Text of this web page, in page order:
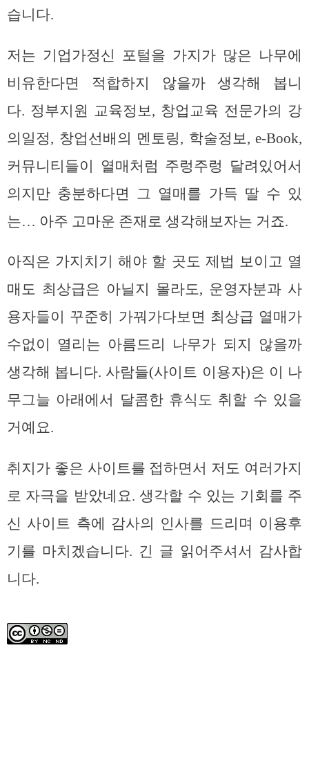
습니다.
저는 기업가정신 포털을 가지가 많은 나무에
비유한다면 적합하지 않을까 생각해 봅니
다. 정부지원 교육정보, 창업교육 전문가의 강
의일정, 창업선배의 멘토링, 학술정보, e-Book,
커뮤니티들이 열매처럼 주렁주렁 달려있어서
의지만 충분하다면 그 열매를 가득 딸 수 있
는… 아주 고마운 존재로 생각해보자는 거죠.
아직은 가지치기 해야 할 곳도 제법 보이고 열
매도 최상급은 아닐지 몰라도, 운영자분과 사
용자들이 꾸준히 가꿔가다보면 최상급 열매가
수없이 열리는 아름드리 나무가 되지 않을까
생각해 봅니다. 사람들(사이트 이용자)은 이 나
무그늘 아래에서 달콤한 휴식도 취할 수 있을
거예요.
취지가 좋은 사이트를 접하면서 저도 여러가지
로 자극을 받았네요. 생각할 수 있는 기회를 주
신 사이트 측에 감사의 인사를 드리며 이용후
기를 마치겠습니다. 긴 글 읽어주셔서 감사합
니다.